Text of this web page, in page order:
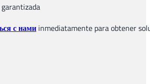
с нами inmediatamente para obtener